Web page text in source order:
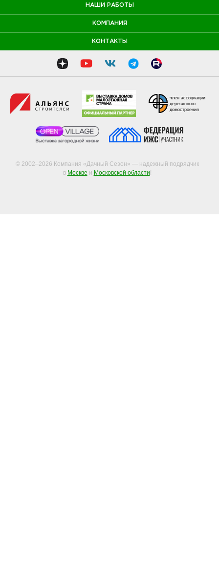
НАШИ РАБОТЫ
КОМПАНИЯ
КОНТАКТЫ
© 2002–2026 Компания «Дачный Сезон» — надежный подрядчик
в Москве и Московской области!
член ассоциации
деревянного
домостроения